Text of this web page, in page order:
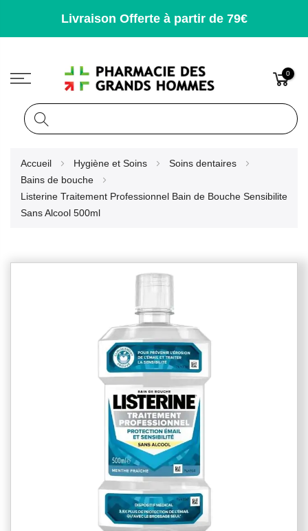
Livraison Offerte à partir de 79€
0
Accueil Hygiène et Soins
Soins dentaires
Bains de bouche
Listerine Traitement Professionnel Bain de Bouche Sensibilite
Sans Alcool 500ml